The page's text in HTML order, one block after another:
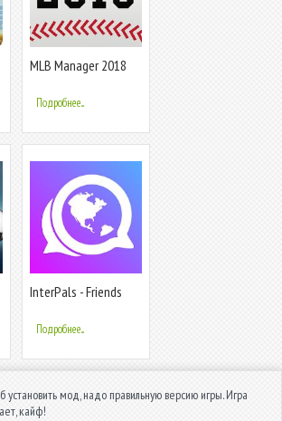
MLB Manager 2018
Подробнее...
InterPals - Friends
Exchange
Подробнее...
установить мод, надо правильную версию игры. Игра
кайф!